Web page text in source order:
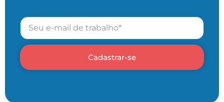
Cadastrar-se